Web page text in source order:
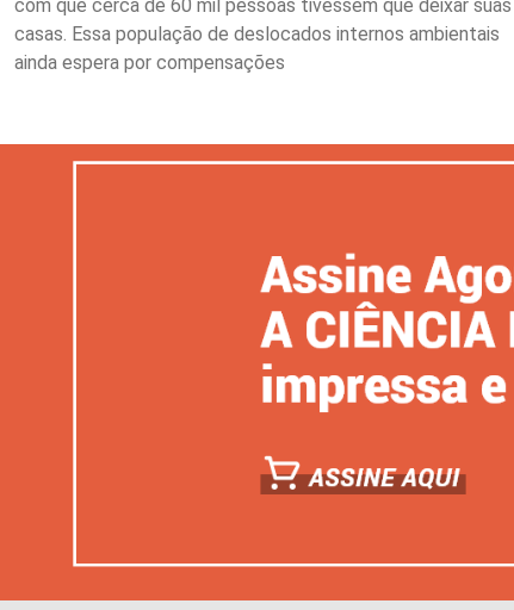
com que cerca de 60 mil pessoas tivessem que deixar suas
casas. Essa população de deslocados internos ambientais
ainda espera por compensações